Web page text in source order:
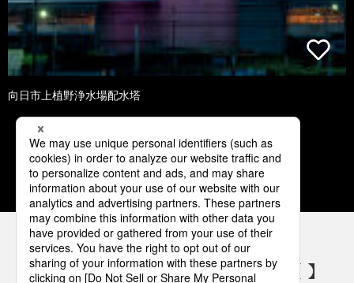
向日市上植野浄水場配水塔
1 2 3 4 5
パナソニックの電気設備 SNSアカウント